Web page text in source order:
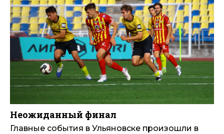
Неожиданный финал
Главные события в Ульяновске произошли в